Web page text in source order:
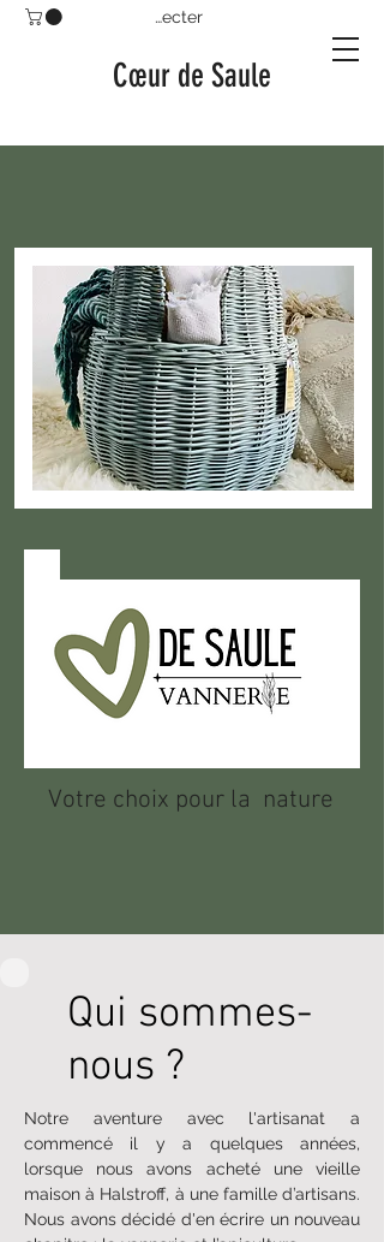
Se connecter
Cœur de Saule
Votre choix pour la nature
Qui sommes-
nous ?
Notre aventure avec l'artisanat a
commencé il y a quelques années,
lorsque nous avons acheté une vieille
maison à Halstroff, à une famille d’artisans.
Nous avons décidé d'en écrire un nouveau